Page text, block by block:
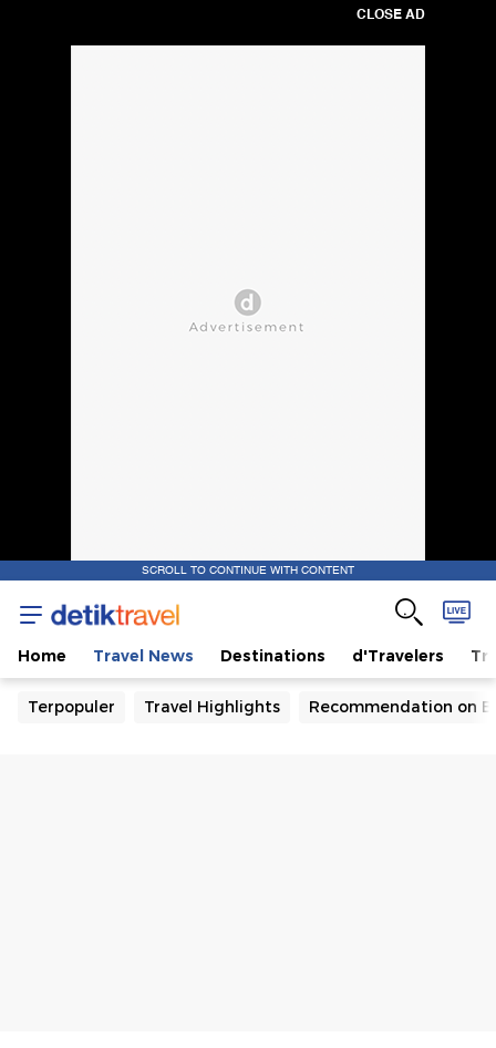
CLOSE AD
SCROLL TO CONTINUE WITH CONTENT
Home Travel News Destinations d'Travelers
Terpopuler Travel Highlights Recommendation on